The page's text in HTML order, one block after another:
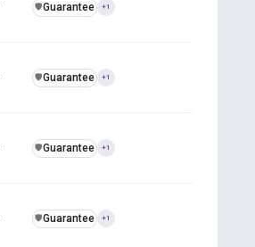
️🛡️Guarantee +1
️🛡️Guarantee +1
️🛡️Guarantee +1
️🛡️Guarantee +1